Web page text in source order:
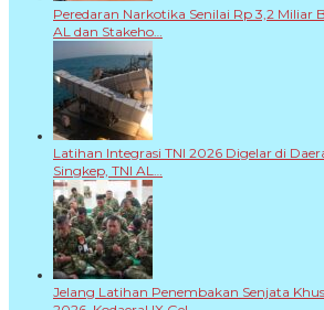
Peredaran Narkotika Senilai Rp 3,2 Miliar
AL dan Stakeho…
Latihan Integrasi TNI 2026 Digelar di
Singkep, TNI AL…
Jelang Latihan Penembakan Senjata